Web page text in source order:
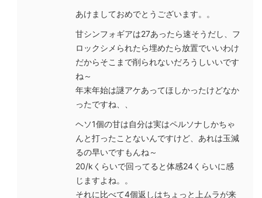
あけましておめでとうございます。。
甘シンフォギアは27あったら速そうだし、フ
ロックシメられたら埋めたら放置でいいわけ
だからそこまで削られないだろうしいいです
ね～
年末年始は謎アケあってほしかったけどなか
ったですね、、
ヘソ1個の甘は自分は実はペルソナしかちゃ
んと打ったことないんですけど、あれは玉減
るの早いですもんね～
20/kくらいで回ってると体感24くらいに感
じますよね。。
それに比べて4個返しはちょっと上ムラが来